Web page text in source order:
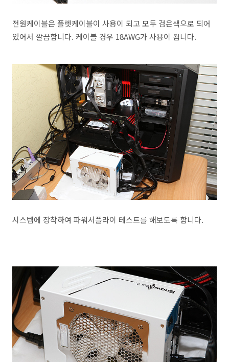
전원케이블은 플렛케이블이 사용이 되고 모두 검은색으로 되어
있어서 깔끔합니다. 케이블 경우 18AWG가 사용이 됩니다.
시스템에 장착하여 파워서플라이 테스트를 해보도록 합니다.